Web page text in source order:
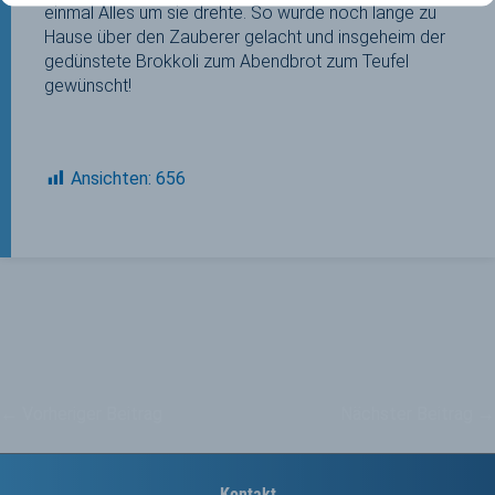
einmal Alles um sie drehte. So wurde noch lange zu
Hause über den Zauberer gelacht und insgeheim der
gedünstete Brokkoli zum Abendbrot zum Teufel
gewünscht!
Ansichten: 656